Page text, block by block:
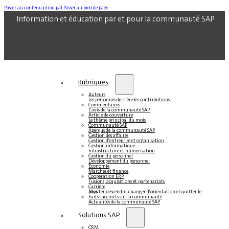
Passer au contenu principal Passer au pied de page
Information et éducation par et pour la communauté SAP
Rubriques
Auteurs
Les personnes derrière les contributions
Commentaires
L'avis de la communauté SAP
Article de couverture
Le thème principal du mois
Communauté SAP
Aperçus de la communauté SAP
Gestion des affaires
Gestion d'entreprise et organisation
Gestion informatique
Infrastructure et numérisation
Gestion du personnel
Développement du personnel
Économie
Marchés et finance
Coopération ERP
Fusions, acquisitions et partenariats
Carrière
Monter, descendre, changer d'orientation et quitter le pays
Faits succincts sur la communauté
Actualités de la communauté SAP
Solutions SAP
CRM